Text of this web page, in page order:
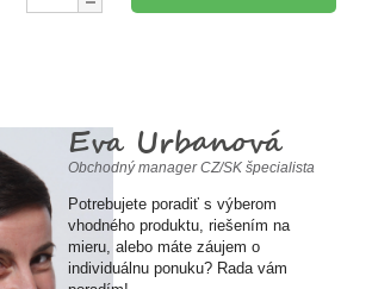
Eva Urbanová
Obchodný manager CZ/SK špecialista
Potrebujete poradiť s výberom
vhodného produktu, riešením na
mieru, alebo máte záujem o
individuálnu ponuku? Rada vám